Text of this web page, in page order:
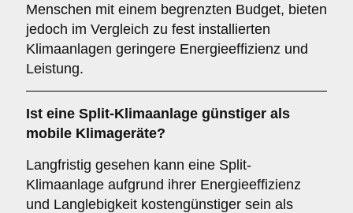
Menschen mit einem begrenzten Budget, bieten
jedoch im Vergleich zu fest installierten
Klimaanlagen geringere Energieeffizienz und
Leistung.
Ist eine Split-Klimaanlage günstiger als
mobile Klimageräte?
Langfristig gesehen kann eine Split-
Klimaanlage aufgrund ihrer Energieeffizienz
und Langlebigkeit kostengünstiger sein als